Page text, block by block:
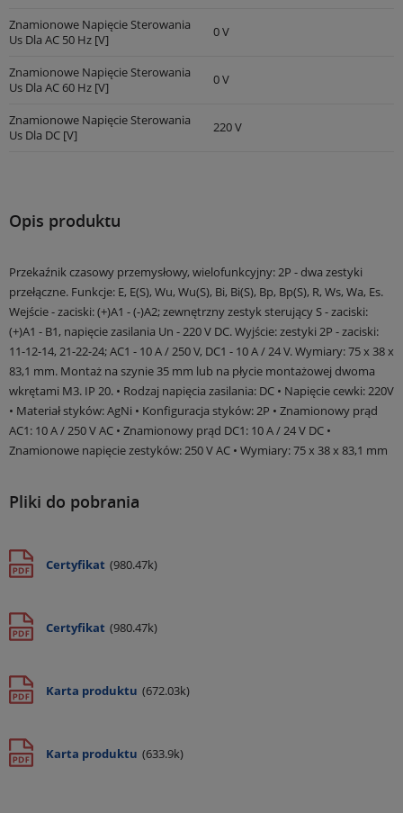
Znamionowe Napięcie Sterowania
Us Dla AC 50 Hz [V]
0 V
Znamionowe Napięcie Sterowania
Us Dla AC 60 Hz [V]
0 V
Znamionowe Napięcie Sterowania
Us Dla DC [V]
220 V
Opis produktu
Przekaźnik czasowy przemysłowy, wielofunkcyjny: 2P - dwa zestyki
przełączne. Funkcje: E, E(S), Wu, Wu(S), Bi, Bi(S), Bp, Bp(S), R, Ws, Wa, Es.
Wejście - zaciski: (+)A1 - (-)A2; zewnętrzny zestyk sterujący S - zaciski:
(+)A1 - B1, napięcie zasilania Un - 220 V DC. Wyjście: zestyki 2P - zaciski:
11-12-14, 21-22-24; AC1 - 10 A / 250 V, DC1 - 10 A / 24 V. Wymiary: 75 x 38 x
83,1 mm. Montaż na szynie 35 mm lub na płycie montażowej dwoma
wkrętami M3. IP 20. • Rodzaj napięcia zasilania: DC • Napięcie cewki: 220V
• Materiał styków: AgNi • Konfiguracja styków: 2P • Znamionowy prąd
AC1: 10 A / 250 V AC • Znamionowy prąd DC1: 10 A / 24 V DC •
Znamionowe napięcie zestyków: 250 V AC • Wymiary: 75 x 38 x 83,1 mm
Pliki do pobrania
Certyfikat (980.47k)
Certyfikat (980.47k)
Karta produktu (672.03k)
Karta produktu (633.9k)